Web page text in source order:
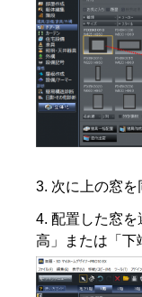
次に上の窓を
配置した窓を
高」または「下